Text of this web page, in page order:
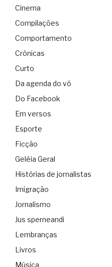
Cinema
Compilações
Comportamento
Crônicas
Curto
Da agenda do vô
Do Facebook
Em versos
Esporte
Ficção
Geléia Geral
Histórias de jornalistas
Imigração
Jornalismo
Jus sperneandi
Lembranças
Livros
Música